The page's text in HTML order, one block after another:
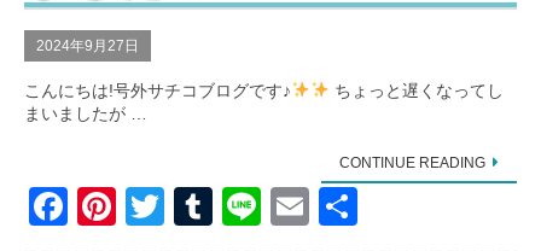
2024年9月27日
こんにちは!号外サチコブログです♪
ちょっと遅くなってし
まいましたが …
CONTINUE READING
F
Pi
T
T
Li
E